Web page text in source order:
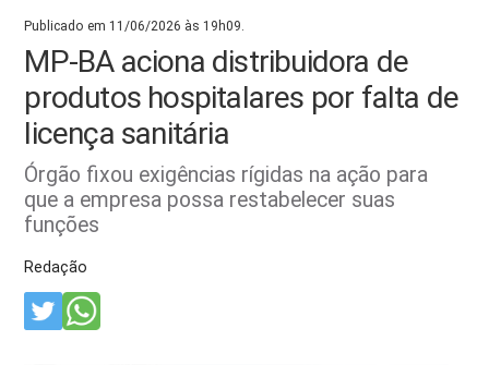
Publicado em 11/06/2026 às 19h09.
MP-BA aciona distribuidora de
produtos hospitalares por falta de
licença sanitária
Órgão fixou exigências rígidas na ação para
que a empresa possa restabelecer suas
funções
Redação